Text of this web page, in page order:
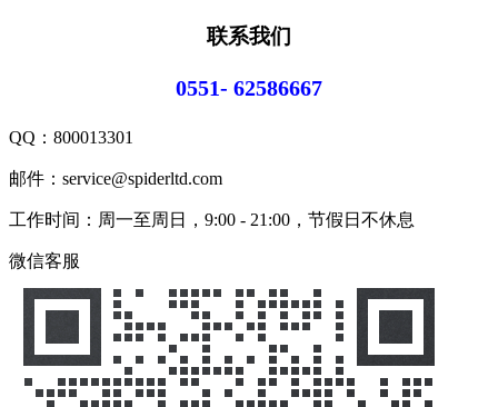
联系我们
0551- 62586667
QQ： 800013301
邮件：service@spiderltd.com
工作时间：周一至周日，9:00 - 21:00，节假日不休息
微信客服